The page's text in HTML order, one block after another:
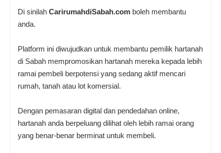
Di sinilah CarirumahdiSabah.com boleh membantu
anda.
Platform ini diwujudkan untuk membantu pemilik hartanah
di Sabah mempromosikan hartanah mereka kepada lebih
ramai pembeli berpotensi yang sedang aktif mencari
rumah, tanah atau lot komersial.
Dengan pemasaran digital dan pendedahan online,
hartanah anda berpeluang dilihat oleh lebih ramai orang
yang benar-benar berminat untuk membeli.